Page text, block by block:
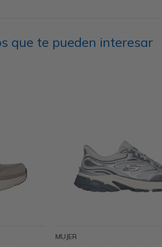
que te pueden interesar
MUJER